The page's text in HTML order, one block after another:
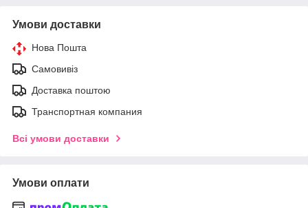
Умови доставки
Нова Пошта
Самовивіз
Доставка поштою
Транспортная компания
Всі умови доставки
Умови оплати